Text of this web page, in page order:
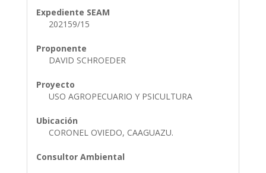
Expediente SEAM
202159/15
Proponente
DAVID SCHROEDER
Proyecto
USO AGROPECUARIO Y PSICULTURA
Ubicación
CORONEL OVIEDO, CAAGUAZU.
Consultor Ambiental